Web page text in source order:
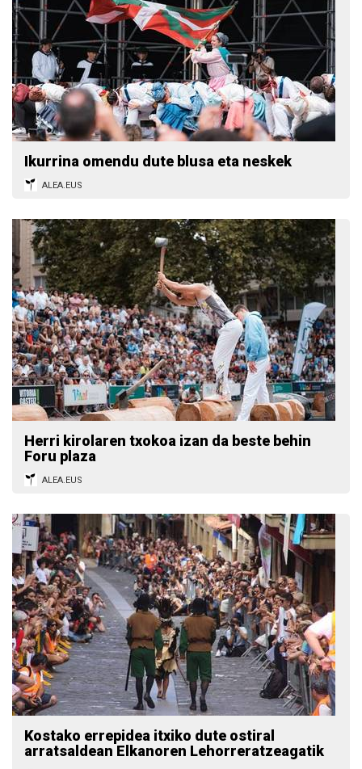
Ikurrina omendu dute blusa eta neskek
ALEA.EUS
Herri kirolaren txokoa izan da beste behin
Foru plaza
ALEA.EUS
Kostako errepidea itxiko dute ostiral
arratsaldean Elkanoren Lehorreratzeagatik